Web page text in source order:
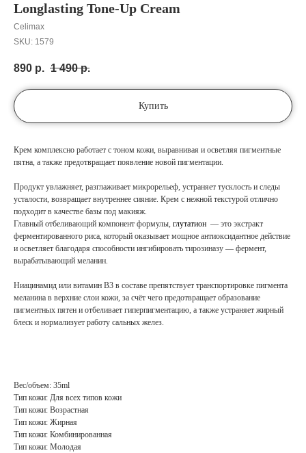
Longlasting Tone-Up Cream
Celimax
SKU: 1579
890 р. 1 490 р.
Купить
Крем комплексно работает с тоном кожи, выравнивая и осветляя пигментные
пятна, а также предотвращает появление новой пигментации.
Продукт увлажняет, разглаживает микрорельеф, устраняет тусклость и следы
усталости, возвращает внутреннее сияние. Крем с нежной текстурой отлично
подходит в качестве базы под макияж.
Главный отбеливающий компонент формулы, глутатион — это экстракт
ферментированного риса, который оказывает мощное антиоксидантное действие
и осветляет благодаря способности ингибировать тирозиназу — фермент,
вырабатывающий меланин.
Ниацинамид или витамин B3 в составе препятствует транспортировке пигмента
меланина в верхние слои кожи, за счёт чего предотвращает образование
пигментных пятен и отбеливает гиперпигментацию, а также устраняет жирный
блеск и нормализует работу сальных желез.
Вес/объем: 35ml
Тип кожи: Для всех типов кожи
Тип кожи: Возрастная
Тип кожи: Жирная
Тип кожи: Комбинированная
Тип кожи: Молодая